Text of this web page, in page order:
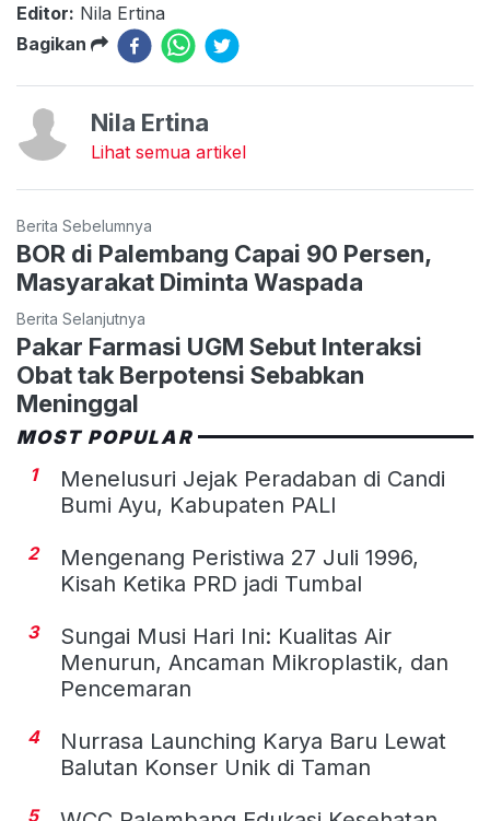
Editor: Nila Ertina
Bagikan
Nila Ertina
Lihat semua artikel
Berita Sebelumnya
BOR di Palembang Capai 90 Persen,
Masyarakat Diminta Waspada
Berita Selanjutnya
Pakar Farmasi UGM Sebut Interaksi
Obat tak Berpotensi Sebabkan
Meninggal
MOST POPULAR
1
Menelusuri Jejak Peradaban di Candi
Bumi Ayu, Kabupaten PALI
2
Mengenang Peristiwa 27 Juli 1996,
Kisah Ketika PRD jadi Tumbal
3
Sungai Musi Hari Ini: Kualitas Air
Menurun, Ancaman Mikroplastik, dan
Pencemaran
4
Nurrasa Launching Karya Baru Lewat
Balutan Konser Unik di Taman
5